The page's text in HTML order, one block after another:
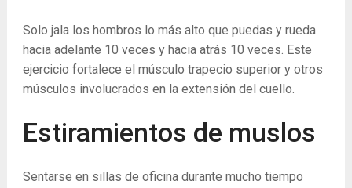
Solo jala los hombros lo más alto que puedas y rueda
hacia adelante 10 veces y hacia atrás 10 veces. Este
ejercicio fortalece el músculo trapecio superior y otros
músculos involucrados en la extensión del cuello.
Estiramientos de muslos
Sentarse en sillas de oficina durante mucho tiempo